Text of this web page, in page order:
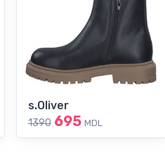
s.Oliver
1390 695 MDL